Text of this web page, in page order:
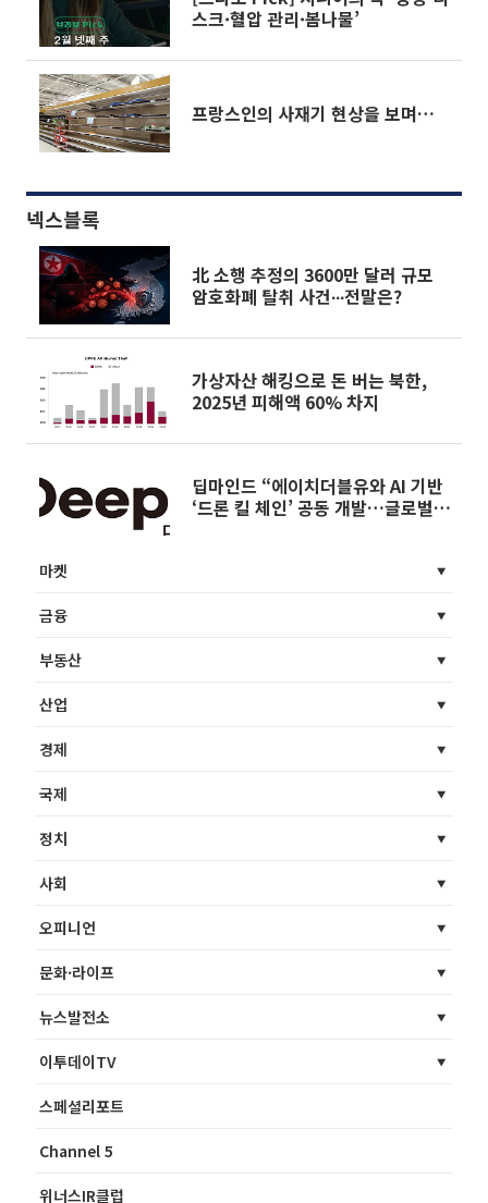
스크·혈압 관리·봄나물’
프랑스인의 사재기 현상을 보며…
넥스블록
北 소행 추정의 3600만 달러 규모
암호화폐 탈취 사건∙∙∙전말은?
가상자산 해킹으로 돈 버는 북한,
2025년 피해액 60% 차지
딥마인드 “에이치더블유와 AI 기반
‘드론 킬 체인’ 공동 개발…글로벌
마켓
금융
부동산
산업
경제
국제
정치
사회
오피니언
문화·라이프
뉴스발전소
이투데이TV
스페셜리포트
Channel 5
위너스IR클럽